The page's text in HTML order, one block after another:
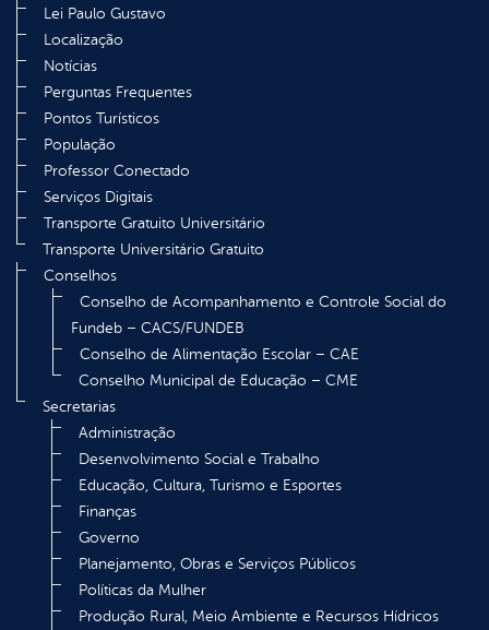
Lei Paulo Gustavo
Localização
Notícias
Perguntas Frequentes
Pontos Turísticos
População
Professor Conectado
Serviços Digitais
Transporte Gratuito Universitário
Transporte Universitário Gratuito
Conselhos
Conselho de Acompanhamento e Controle Social do
Fundeb – CACS/FUNDEB
Conselho de Alimentação Escolar – CAE
Conselho Municipal de Educação – CME
Secretarias
Administração
Desenvolvimento Social e Trabalho
Educação, Cultura, Turismo e Esportes
Finanças
Governo
Planejamento, Obras e Serviços Públicos
Políticas da Mulher
Produção Rural, Meio Ambiente e Recursos Hídricos